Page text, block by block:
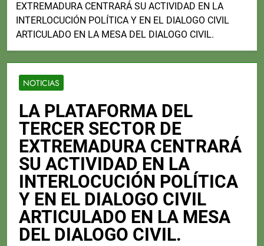
EXTREMADURA CENTRARÁ SU ACTIVIDAD EN LA
INTERLOCUCIÓN POLÍTICA Y EN EL DIALOGO CIVIL
ARTICULADO EN LA MESA DEL DIALOGO CIVIL.
NOTICIAS
LA PLATAFORMA DEL
TERCER SECTOR DE
EXTREMADURA CENTRARÁ
SU ACTIVIDAD EN LA
INTERLOCUCIÓN POLÍTICA
Y EN EL DIALOGO CIVIL
ARTICULADO EN LA MESA
DEL DIALOGO CIVIL.